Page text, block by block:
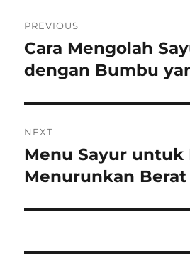
navigation
PREVIOUS
Previous
post:
Cara Mengolah
dengan Bumbu
NEXT
Next
post:
Menu Sayur
Menurunkan Berat